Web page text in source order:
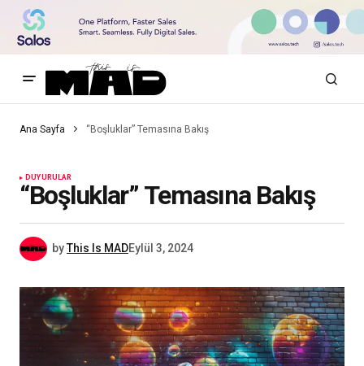
Ana Sayfa “Boşluklar” Temasına Bakış
DUYURULAR
“Boşluklar” Temasına Bakış
byThis Is MADEylül 3, 2024